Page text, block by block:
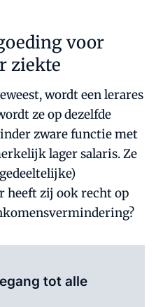
voor
ziekte
wordt een lerares
ze op dezelfde
zware functie met
lager salaris. Ze
heeft zij ook recht op
tot alle